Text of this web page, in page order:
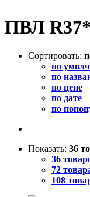
ПВЛ
Сортировать:
по
по
по цене
по дате
по
Показать: 36
36
72
108